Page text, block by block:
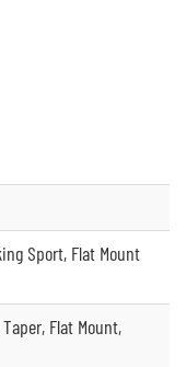
Sport, Flat Mount
Flat Mount,